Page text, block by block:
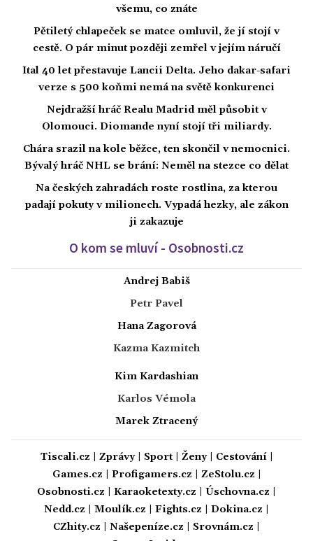
všemu, co znáte
Pětiletý chlapeček se matce omluvil, že jí stojí v
cestě. O pár minut později zemřel v jejím náručí
Ital 40 let přestavuje Lancii Delta. Jeho dakar-safari
verze s 500 koňmi nemá na světě konkurenci
Nejdražší hráč Realu Madrid měl působit v
Olomouci. Diomande nyní stojí tři miliardy.
Chára srazil na kole běžce, ten skončil v nemocnici.
Bývalý hráč NHL se brání: Neměl na stezce co dělat
Na českých zahradách roste rostlina, za kterou
padají pokuty v milionech. Vypadá hezky, ale zákon
ji zakazuje
O kom se mluví - Osobnosti.cz
Andrej Babiš
Petr Pavel
Hana Zagorová
Kazma Kazmitch
Kim Kardashian
Karlos Vémola
Marek Ztracený
Tiscali.cz Zprávy| Sport| Ženy| Cestování|
Games.cz
Profigamers.cz ZeStolu.cz
Osobnosti.cz
Karaoketexty.cz Úschovna.cz
Nedd.cz
Moulík.cz Fights.cz Dokina.cz
CZhity.cz
Našepeníze.cz Srovnám.cz